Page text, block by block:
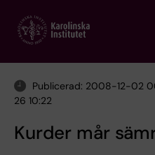
main
Publicerad: 2008-12-02
26 10:22
Kurder mår